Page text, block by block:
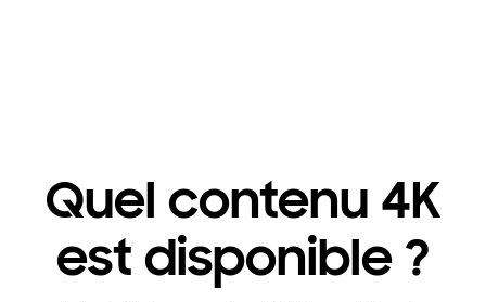
Quel contenu 4K
est disponible ?